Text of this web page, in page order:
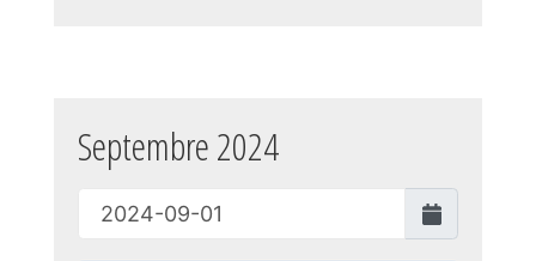
Septembre 2024